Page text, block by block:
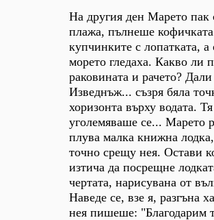
На другия ден Марето пак
плажа, пълнеше
купчинките с лопатката,
морето гледаха. Какво ли
раковината и рачето?
Изведнъж... съзря бяла
хоризонта върху водата.
уголемяваше се... Марето
плува малка книжна
точно срещу нея. Остави
изтича да посрещне
чертата, нарисувана от
Наведе се, взе я, разгъна
нея пишеше: "Благодарим